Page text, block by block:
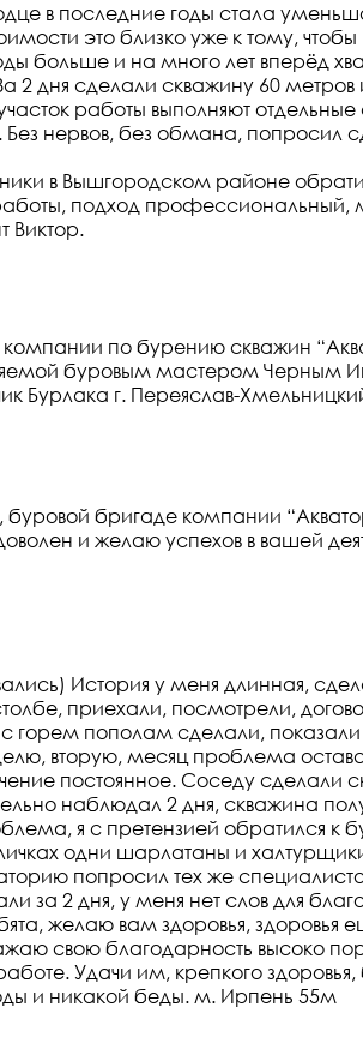
в последние годы стала
это близко уже к тому,
больше и на много лет вперёд
2 дня сделали скважину 60
работы выполняют
Без нервов, без обмана,
в Вышгородском районе
подход
Виктор.
по бурению скважин
буровым мастером
Бурлака г. Переяслав-
бригаде компании
и желаю успехов в вашей
История у меня длинная,
приехали, посмотрели,
горем пополам сделали,
вторую, месяц проблема
постоянное. Соседу сделали
наблюдал 2 дня, скважина
я с претензией обратился к
одни шарлатаны и
попросил тех же
за 2 дня, у меня нет слов для
желаю вам здоровья, здоровья
свою благодарность высоко
Удачи им, крепкого
и никакой беды. м. Ирпень 55м